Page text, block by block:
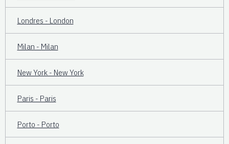
Londres - London
Milan - Milan
New York - New York
Paris - Paris
Porto - Porto